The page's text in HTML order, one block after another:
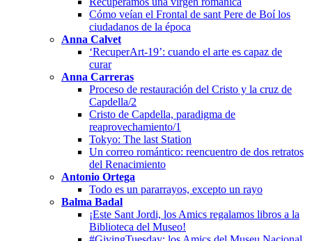
Cómo veían el Frontal de sant Pere de Boí los
ciudadanos de la época
Anna Calvet
‘RecuperArt-19’: cuando el arte es capaz de
curar
Anna Carreras
Proceso de restauración del Cristo y la cruz de
Capdella/2
Cristo de Capdella, paradigma de
reaprovechamiento/1
Tokyo: The last Station
Un correo romántico: reencuentro de dos retratos
del Renacimiento
Antonio Ortega
Todo es un pararrayos, excepto un rayo
Balma Badal
¡Este Sant Jordi, los Amics regalamos libros a la
Biblioteca del Museo!